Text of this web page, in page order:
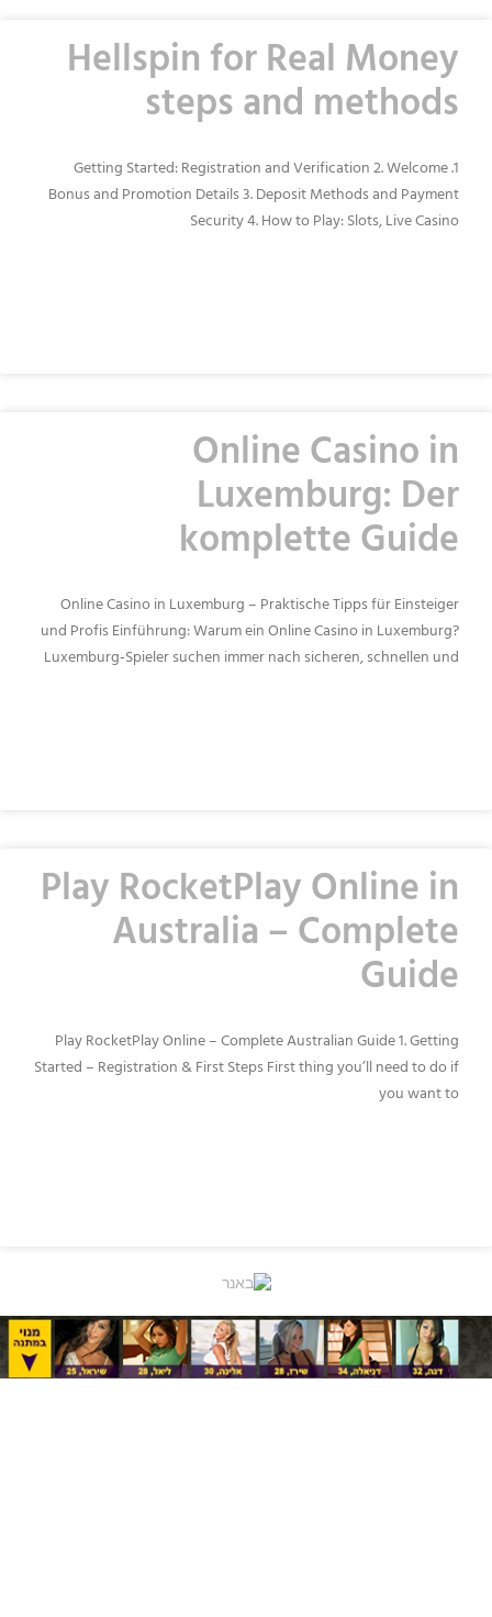
Hellspin for Real Money
steps and methods
1. Getting Started: Registration and Verification 2. Welcome
Bonus and Promotion Details 3. Deposit Methods and Payment
Security 4. How to Play: Slots, Live Casino
Online Casino in
Luxemburg: Der
komplette Guide
Online Casino in Luxemburg – Praktische Tipps für Einsteiger
und Profis Einführung: Warum ein Online Casino in Luxemburg?
Luxemburg‑Spieler suchen immer nach sicheren, schnellen und
Play RocketPlay Online in
Australia – Complete
Guide
Play RocketPlay Online – Complete Australian Guide 1. Getting
Started – Registration & First Steps First thing you’ll need to do if
you want to